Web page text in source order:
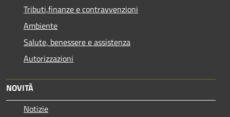
Tributi,finanze e contravvenzioni
Ambiente
Salute, benessere e assistenza
Autorizzazioni
NOVITÀ
Notizie